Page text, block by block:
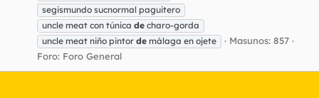
segismundo sucnormal paguitero
uncle meat con túnica de charo-gorda
uncle meat niño pintor de málaga en ojete
Masunos: 857
Foro: Foro General